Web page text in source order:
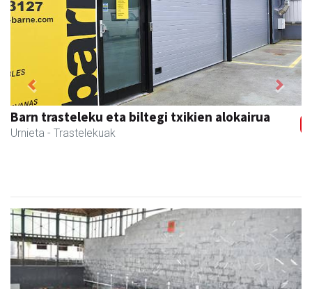
Barn trasteleku eta biltegi txikien alokairua
Urnieta - Trastelekuak
Previous Next